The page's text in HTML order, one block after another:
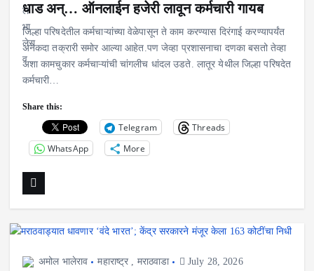
धाड अन्… ऑनलाईन हजेरी लावून कर्मचारी गायब
जिल्हा परिषदेतील कर्मचाऱ्यांच्या वेळेपासून ते काम करण्यास दिरंगाई करण्यापर्यंत
अनेकदा तक्रारी समोर आल्या आहेत.पण जेव्हा प्रशासनाचा दणका बसतो तेव्हा
अशा कामचुकार कर्मचाऱ्यांची चांगलीच धांदल उडते. लातूर येथील जिल्हा परिषदेत
कर्मचारी…
Share this:
Telegram
Threads
WhatsApp
More
अमोल भालेराव महाराष्ट्र , मराठवाडा July 28, 2026